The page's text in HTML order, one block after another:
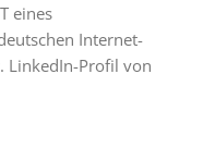
eines
Internet-
LinkedIn-Profil von